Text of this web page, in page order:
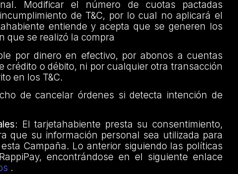
Modificar el número de cuotas pactadas
de T&C, por lo cual no aplicará el
entiende y acepta que se generen los
que se realizó la compra
por dinero en efectivo, por abonos a cuentas
crédito o débito, ni por cualquier otra transacción
en los T&C.
de cancelar órdenes si detecta intención de
: El tarjetahabiente presta su consentimiento,
que su información personal sea utilizada para
Campaña. Lo anterior siguiendo las políticas
encontrándose en el siguiente enlace
.